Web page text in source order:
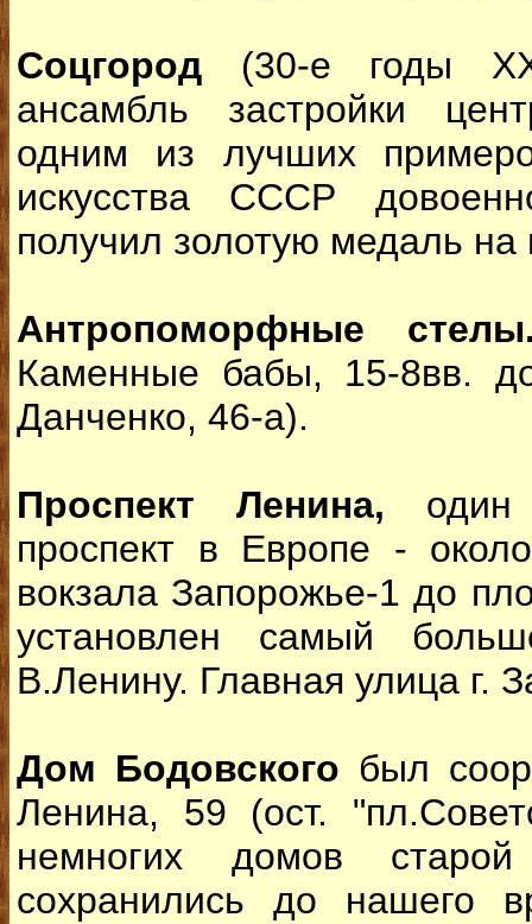
Соцгород (30-е годы
ансамбль застройки
одним из лучших
искусства СССР
получил золотую медаль
Антропоморфные
Каменные бабы, 15-8вв.
Данченко, 46-а).
Проспект Ленина, один
проспект в Европе -
вокзала Запорожье-1 до
установлен самый
В.Ленину. Главная улица г.
Дом Бодовского был
Ленина, 59 (ост.
немногих домов старой
сохранились до нашего